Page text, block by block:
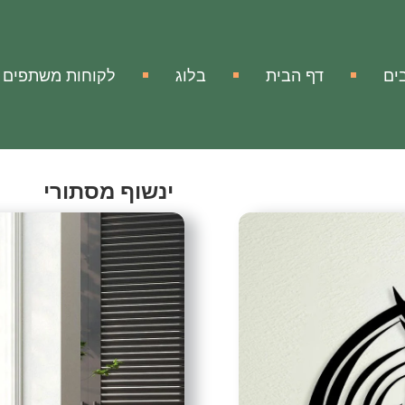
דף הבית בלוג לקוחות משתפים
ינשוף מסתורי
Mysterious Owl
אהבתי
מק"ט:אין מידע
עיצוב מתכת הינשוף
יצירת המתכת של הינשוף
ועולמות נסתרים.
הצורה המסוגננת שלו
של פנטזיה